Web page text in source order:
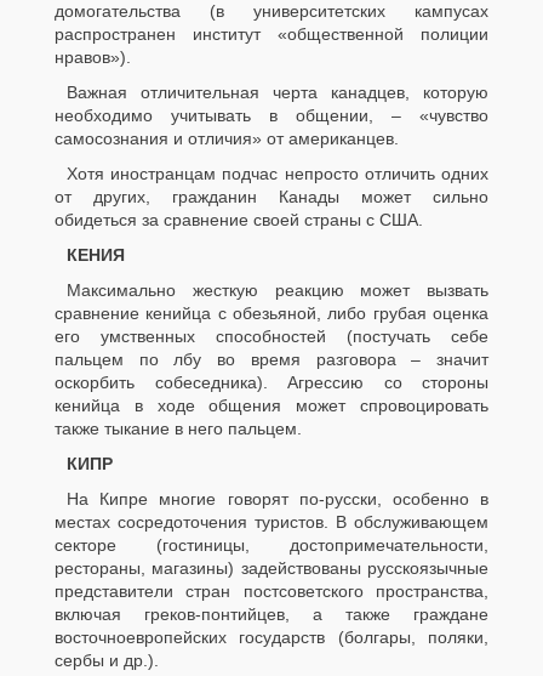
домогательства (в университетских кампусах
распространен институт «общественной полиции
нравов»).
Важная отличительная черта канадцев, которую
необходимо учитывать в общении, – «чувство
самосознания и отличия» от американцев.
Хотя иностранцам подчас непросто отличить одних
от других, гражданин Канады может сильно
обидеться за сравнение своей страны с США.
КЕНИЯ
Максимально жесткую реакцию может вызвать
сравнение кенийца с обезьяной, либо грубая оценка
его умственных способностей (постучать себе
пальцем по лбу во время разговора – значит
оскорбить собеседника). Агрессию со стороны
кенийца в ходе общения может спровоцировать
также тыкание в него пальцем.
КИПР
На Кипре многие говорят по-русски, особенно в
местах сосредоточения туристов. В обслуживающем
секторе (гостиницы, достопримечательности,
рестораны, магазины) задействованы русскоязычные
представители стран постсоветского пространства,
включая греков-понтийцев, а также граждане
восточноевропейских государств (болгары, поляки,
сербы и др.).